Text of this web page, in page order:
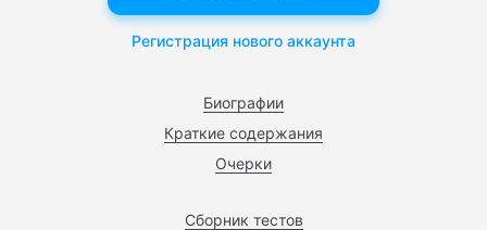
Биографии
Краткие содержания
Очерки
Сборник тестов
Регистрация нового аккаунта